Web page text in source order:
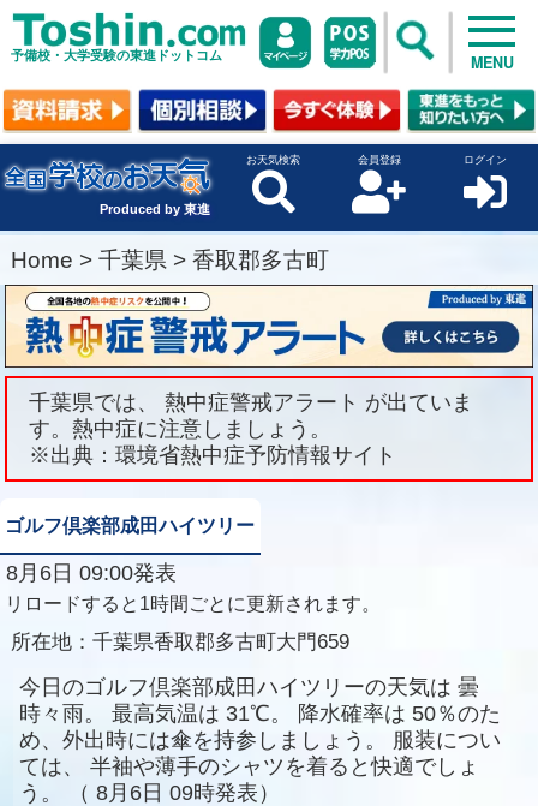
予備校・大学受験の東進ドットコム MENU
Produced by 東進
お天気検索 会員登録 ログイン
Home > 千葉県 > 香取郡多古町
千葉県では、 熱中症警戒アラート が出ていま
す。熱中症に注意しましょう。
※出典：環境省熱中症予防情報サイト
ゴルフ倶楽部成田ハイツリー
8月6日 09:00発表
リロードすると1時間ごとに更新されます。
所在地： 千葉県香取郡多古町大門659
今日のゴルフ倶楽部成田ハイツリーの天気は 曇
時々雨。
最高気温は 31℃。 降水確率は 50％のた
め、外出時には傘を持参しましょう。
服装につい
ては、
半袖や薄手のシャツを着ると快適でしょ
う。
（ 8月6日 09時発表）